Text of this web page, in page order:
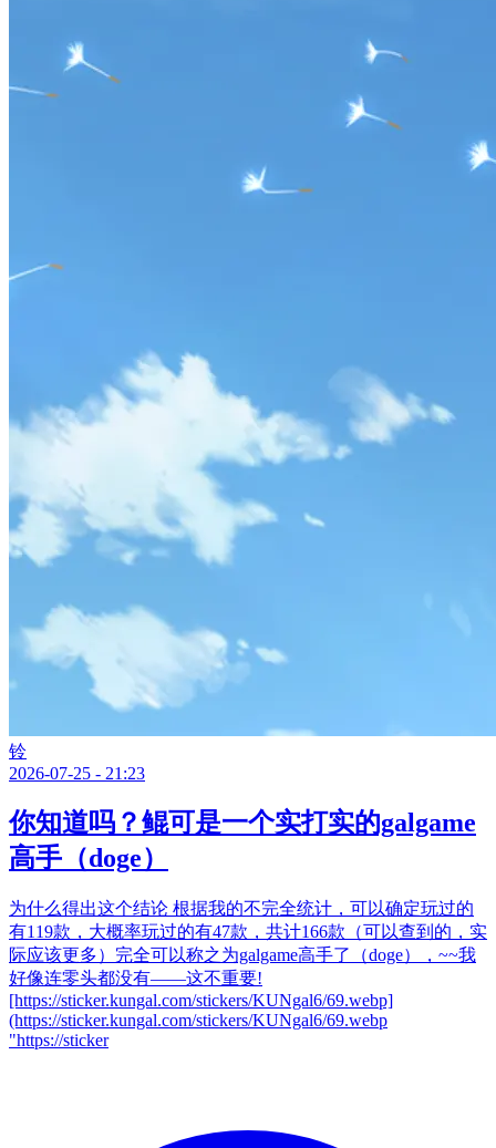
铃
2026-07-25 - 21:23
你知道吗？鲲可是一个实打实的galgame
高手（doge）
为什么得出这个结论 根据我的不完全统计，可以确定玩过的
有119款，大概率玩过的有47款，共计166款（可以查到的，实
际应该更多）完全可以称之为galgame高手了（doge），~~我
好像连零头都没有——这不重要!
[https://sticker.kungal.com/stickers/KUNgal6/69.webp]
(https://sticker.kungal.com/stickers/KUNgal6/69.webp
"https://sticker